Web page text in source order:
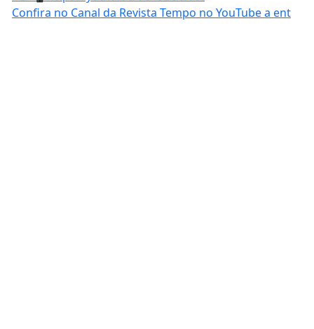
Confira no Canal da Revista Tempo no YouTube a ent